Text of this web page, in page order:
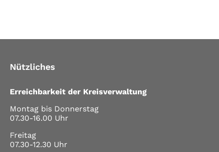
Nützliches
Erreichbarkeit der Kreisverwaltung
Montag bis Donnerstag
07.30-16.00 Uhr
Freitag
07.30-12.30 Uhr